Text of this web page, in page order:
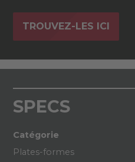
TROUVEZ-LES ICI
SPECS
Catégorie
Plates-formes